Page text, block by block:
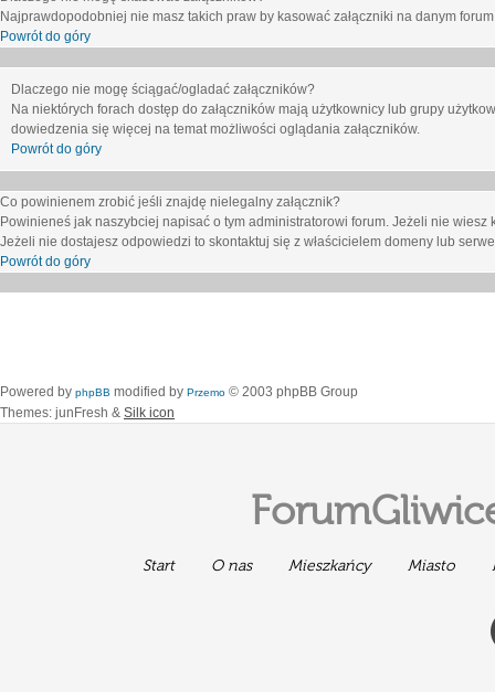
Najprawdopodobniej nie masz takich praw by kasować załączniki na danym
Powrót do góry
Dlaczego nie mogę ściągać/ogladać załączników?
Na niektórych forach dostęp do załączników mają użytkownicy lub grupy
dowiedzenia się więcej na temat możliwości oglądania załączników.
Powrót do góry
Co powinienem zrobić jeśli znajdę nielegalny załącznik?
Powinieneś jak naszybciej napisać o tym administratorowi forum. Jeżeli nie
Jeżeli nie dostajesz odpowiedzi to skontaktuj się z właścicielem domeny lub
Powrót do góry
Powered by phpBB modified by Przemo © 2003 phpBB Group
Themes: junFresh & Silk icon
Start O nas Mieszkańcy Miasto